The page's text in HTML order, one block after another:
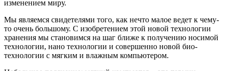
изменением миру.
Мы являемся свидетелями того, как нечто малое ведет к чему-
то очень большому. С изобретением этой новой технологии
хранения мы становимся на шаг ближе к получению носимой
технологии, нано технологии и совершенно новой био-
технологии с мягким и влажным компьютером.